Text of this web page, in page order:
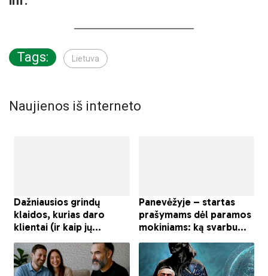
Tags: Lietuva
Naujienos iš interneto